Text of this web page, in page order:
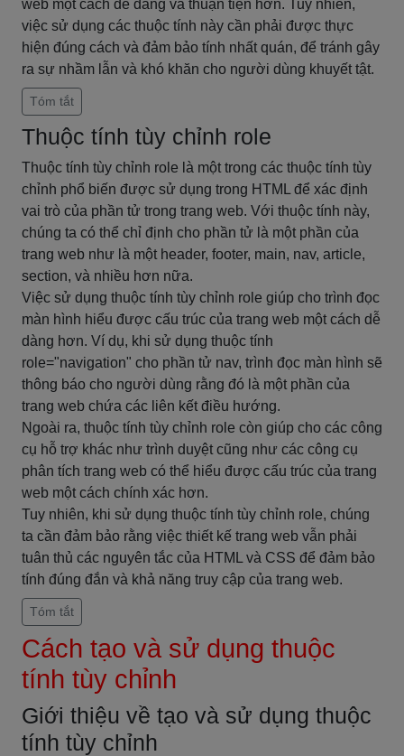
web một cách dễ dàng và thuận tiện hơn. Tuy nhiên,
việc sử dụng các thuộc tính này cần phải được thực
hiện đúng cách và đảm bảo tính nhất quán, để tránh gây
ra sự nhầm lẫn và khó khăn cho người dùng khuyết tật.
Tóm tắt
Thuộc tính tùy chỉnh role
Thuộc tính tùy chỉnh role là một trong các thuộc tính tùy
chỉnh phổ biến được sử dụng trong HTML để xác định
vai trò của phần tử trong trang web. Với thuộc tính này,
chúng ta có thể chỉ định cho phần tử là một phần của
trang web như là một header, footer, main, nav, article,
section, và nhiều hơn nữa.
Việc sử dụng thuộc tính tùy chỉnh role giúp cho trình đọc
màn hình hiểu được cấu trúc của trang web một cách dễ
dàng hơn. Ví dụ, khi sử dụng thuộc tính
role="navigation" cho phần tử nav, trình đọc màn hình sẽ
thông báo cho người dùng rằng đó là một phần của
trang web chứa các liên kết điều hướng.
Ngoài ra, thuộc tính tùy chỉnh role còn giúp cho các công
cụ hỗ trợ khác như trình duyệt cũng như các công cụ
phân tích trang web có thể hiểu được cấu trúc của trang
web một cách chính xác hơn.
Tuy nhiên, khi sử dụng thuộc tính tùy chỉnh role, chúng
ta cần đảm bảo rằng việc thiết kế trang web vẫn phải
tuân thủ các nguyên tắc của HTML và CSS để đảm bảo
tính đúng đắn và khả năng truy cập của trang web.
Tóm tắt
Cách tạo và sử dụng thuộc
tính tùy chỉnh
Giới thiệu về tạo và sử dụng thuộc
tính tùy chỉnh